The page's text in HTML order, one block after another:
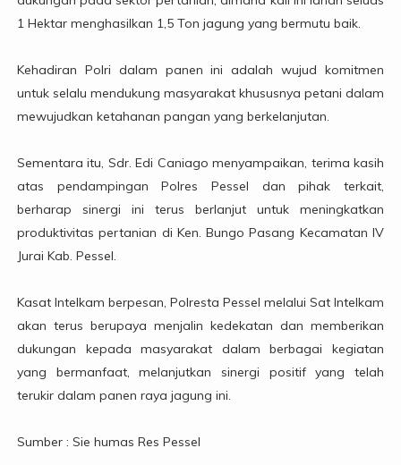
1 Hektar menghasilkan 1,5 Ton jagung yang bermutu baik.
Kehadiran Polri dalam panen ini adalah wujud komitmen
untuk selalu mendukung masyarakat khususnya petani dalam
mewujudkan ketahanan pangan yang berkelanjutan.
Sementara itu, Sdr. Edi Caniago menyampaikan, terima kasih
atas pendampingan Polres Pessel dan pihak terkait,
berharap sinergi ini terus berlanjut untuk meningkatkan
produktivitas pertanian di Ken. Bungo Pasang Kecamatan IV
Jurai Kab. Pessel.
Kasat Intelkam berpesan, Polresta Pessel melalui Sat Intelkam
akan terus berupaya menjalin kedekatan dan memberikan
dukungan kepada masyarakat dalam berbagai kegiatan
yang bermanfaat, melanjutkan sinergi positif yang telah
terukir dalam panen raya jagung ini.
Sumber : Sie humas Res Pessel